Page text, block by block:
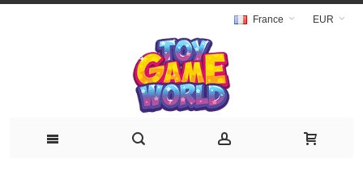
EUR
France